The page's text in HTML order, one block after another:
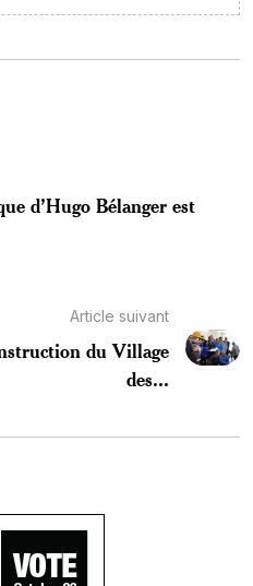
d’Hugo Bélanger est
Article suivant
du Village
des...